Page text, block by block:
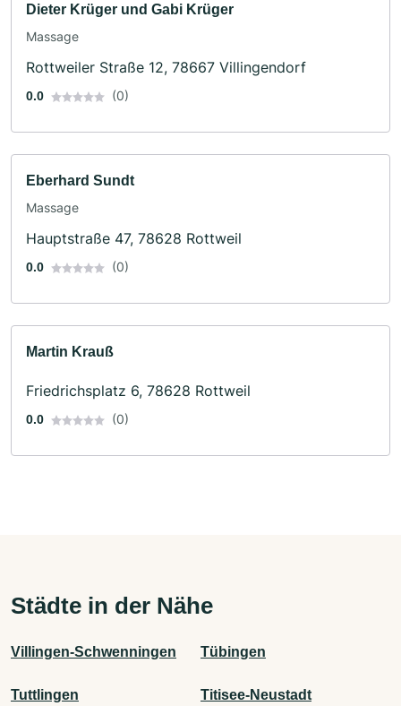
Dieter Krüger und Gabi Krüger
Massage
Rottweiler Straße 12, 78667 Villingendorf
0.0 (0)
Eberhard Sundt
Massage
Hauptstraße 47, 78628 Rottweil
0.0 (0)
Martin Krauß
Friedrichsplatz 6, 78628 Rottweil
0.0 (0)
Städte in der Nähe
Villingen-Schwenningen Tübingen
Tuttlingen Titisee-Neustadt